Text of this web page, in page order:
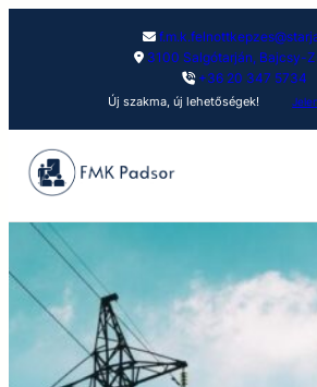
3100 Salgótarján, Bajcsy-
+36 20 347 5734
Új szakma, új lehetőségek!